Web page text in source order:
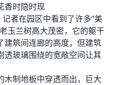
香时隐时现
者在园区中看到了许多“美
玉兰树高大茂密，它的躯干
建筑间连廊的高度，但建筑
透玻璃围绕的宽敞空间让其
木制地板中穿透而出，巨大